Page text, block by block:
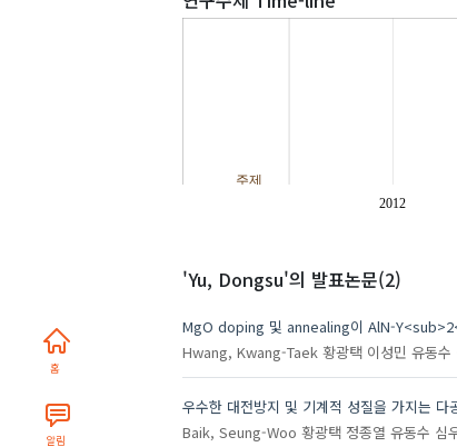
홈
알림
2012
주제
'Yu, Dongsu'의 발표논문(2)
MgO doping 및 annealing이 AlN-
Hwang, Kwang-Taek 황광택 이성민 유동수
우수한 대전방지 및 기계적 성질을 가지는
Baik, Seung-Woo 황광택 정종열 유동수 심